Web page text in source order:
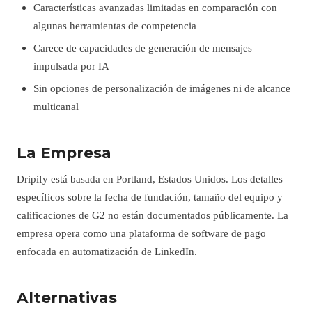
Características avanzadas limitadas en comparación con
algunas herramientas de competencia
Carece de capacidades de generación de mensajes
impulsada por IA
Sin opciones de personalización de imágenes ni de alcance
multicanal
La Empresa
Dripify está basada en Portland, Estados Unidos. Los detalles
específicos sobre la fecha de fundación, tamaño del equipo y
calificaciones de G2 no están documentados públicamente. La
empresa opera como una plataforma de software de pago
enfocada en automatización de LinkedIn.
Alternativas